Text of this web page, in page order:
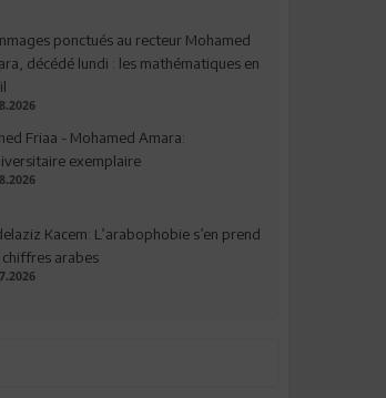
ponctués au recteur Mohamed
décédé lundi : les mathématiques en
Friaa - Mohamed Amara:
exemplaire
Kacem: L’arabophobie s’en prend
chiffres arabes